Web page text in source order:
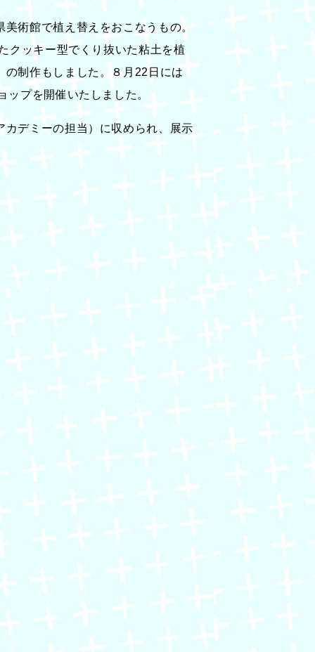
術館で植え替えをおこなうもの。
クッキー型でくり抜いた粘土を植
の制作もしました。８月22日には
プを開催いたしました。
デミーの担当）に収められ、展示